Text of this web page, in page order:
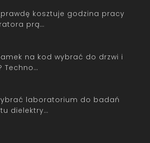
kosztuje godzina pracy
prą…
na kod wybrać do drzwi i
Techno…
laboratorium do badań
dielektry…